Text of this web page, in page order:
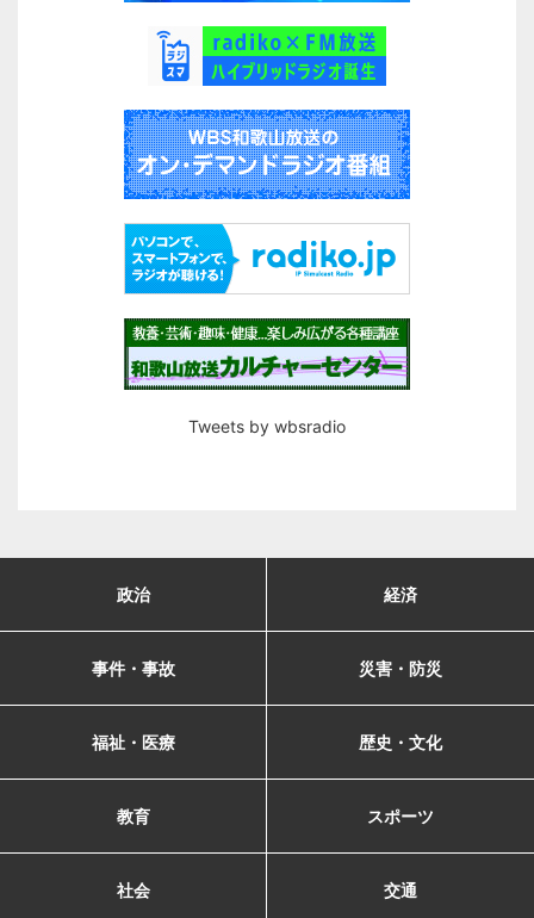
Tweets by wbsradio
政治 経済
事件・事故 災害・防災
福祉・医療 歴史・文化
教育 スポーツ
社会 交通